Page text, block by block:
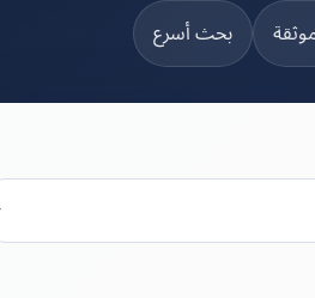
بحث أسرع